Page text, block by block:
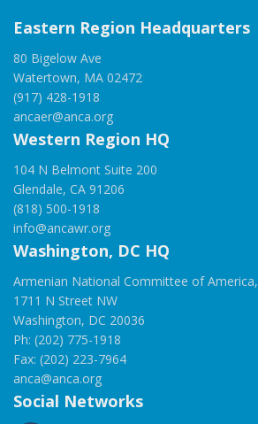
Eastern Region Headquarters
80 Bigelow Ave
Watertown, MA 02472
(917) 428-1918
ancaer@anca.org
Western Region HQ
104 N Belmont Suite 200
Glendale, CA 91206
(818) 500-1918
info@ancawr.org
Washington, DC HQ
Armenian National Committee of America,
1711 N Street NW
Washington, DC 20036
Ph: (202) 775-1918
Fax: (202) 223-7964
anca@anca.org
Social Networks